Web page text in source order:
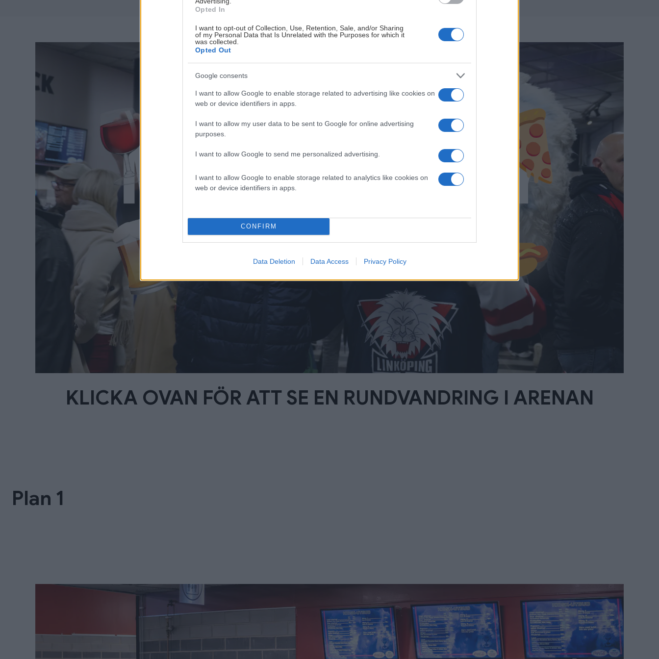
Opted In
I want to opt-out of Collection, Use, Retention, Sale, and/or Sharing
of my Personal Data that Is Unrelated with the Purposes for which it
was collected.
Opted Out
Google consents
I want to allow Google to enable storage related to advertising like cookies on
web or device identifiers in apps.
I want to allow my user data to be sent to Google for online advertising
purposes.
I want to allow Google to send me personalized advertising.
I want to allow Google to enable storage related to analytics like cookies on
web or device identifiers in apps.
CONFIRM
Data Deletion Data Access Privacy Policy
KLICKA OVAN FÖR ATT SE EN RUNDVANDRING I ARENAN
Plan 1